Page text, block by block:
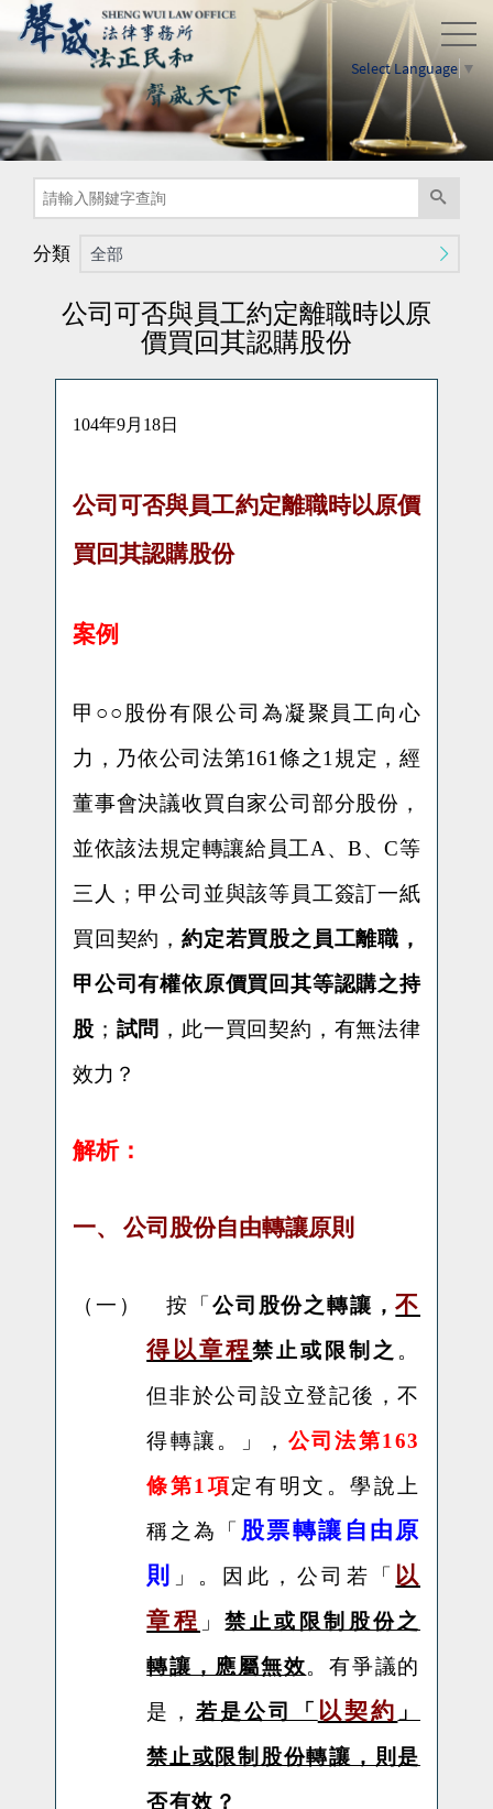
Select Language ▼
分類 全部
公司可否與員工約定離職時以原
價買回其認購股份
104年9月 18日
公司可否與員工約定離職時以原價
買回其認購股份
案例
甲○○股份有限公司為凝聚員工向心
力，乃依公司法第161 條之1 規定，經
董事會決議收買自家公司部分股份，
並依該法規定轉讓給員工A 、B、C等
三人；甲公司並與該等員工簽訂一紙
買回契約， 約定若買股之員工離職，
甲公司有權依原價買回其等認購之持
股 ； 試問 ，此一買回契約，有無法律
效力？
解析：
一、 公司股份自由轉讓原則
（一） 按「 公司股份之轉讓，不
得以章程禁止或限制之 。
但非於公司設立登記後，不
得轉讓。」， 公司法第163
條第1 項定有明文。學說上
稱之為「 股票轉讓自由原
則
」。因此，公司若「 以
章程 」禁止或限制股份之
轉讓，應屬無效。有爭議的
是， 若是公司「 以契約 」
禁止或限制股份轉讓，則是
否有效 ？